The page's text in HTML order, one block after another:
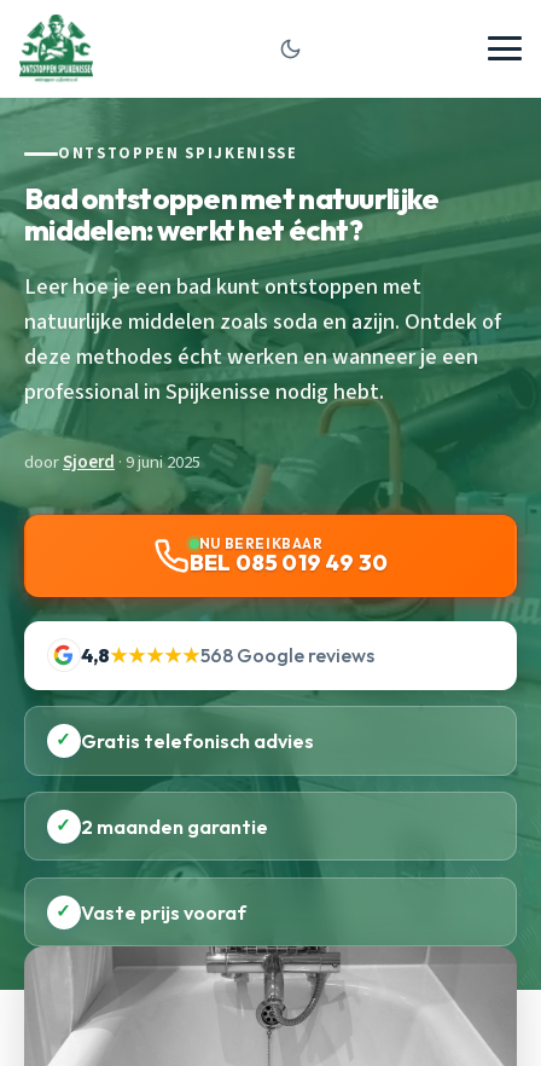
ONTSTOPPEN SPIJKENISSE
Bad ontstoppen met natuurlijke
middelen: werkt het écht?
Leer hoe je een bad kunt ontstoppen met
natuurlijke middelen zoals soda en azijn. Ontdek of
deze methodes écht werken en wanneer je een
professional in Spijkenisse nodig hebt.
doorSjoerd · 9 juni 2025
NU BEREIKBAAR
BEL 085 019 49 30
4,8★★★★★568 Google reviews
✓ Gratis telefonisch advies
✓ 2 maanden garantie
✓ Vaste prijs vooraf